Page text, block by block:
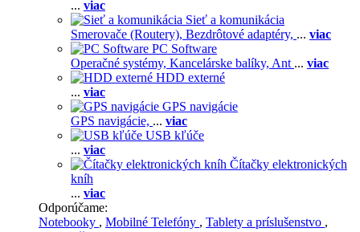
... viac
Sieť a komunikácia
Smerovače (Routery), Bezdrôtové adaptéry, ... viac
PC Software
Operačné systémy, Kancelárske balíky, Ant ... viac
HDD externé
... viac
GPS navigácie
GPS navigácie, ... viac
USB kľúče
... viac
Čítačky elektronických
kníh
... viac
Odporúčame:
Notebooky , Mobilné Telefóny , Tablety a príslušenstvo ,